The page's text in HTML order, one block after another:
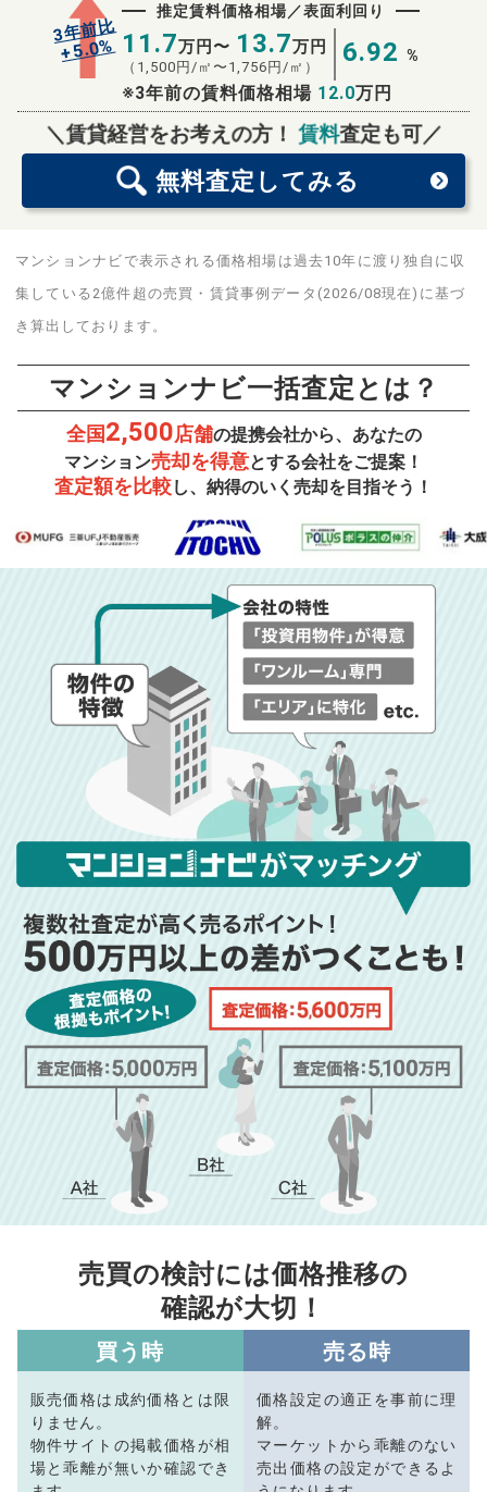
3年前比
+5.0%
推定賃料価格相場／表面利回り
11.7万円〜 13.7万円
（ 1,500 円/㎡〜 1,756 円/㎡） 6.92 %
※3年前の賃料価格相場 12.0万円
＼賃貸経営をお考えの方！賃料査定も可／
無料査定 してみる
無料査定スタート！
マンションナビで表示される価格相場は過去10年に渡り独自に収
集している2億件超の売買・賃貸事例データ(2026/08現在)に基づ
き算出しております。
マンションナビ一括査定とは？
全国2,500店舗の提携会社から、あなたの
マンション売却を得意とする会社をご提案！
査定額を比較し、納得のいく売却を目指そう！
売買の検討には価格推移の
確認が大切！
買う時
販売価格は成約価格とは限
りません。
物件サイトの掲載価格が相
場と乖離が無いか確認でき
売る時
価格設定の適正を事前に理
解。
マーケットから乖離のない
売出価格の設定ができるよ